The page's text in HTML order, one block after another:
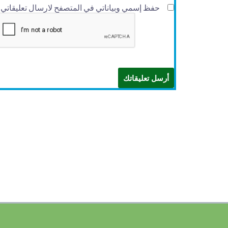
حفظ إسمي وبياناتي في المتصفح لارسال تعليقاتي